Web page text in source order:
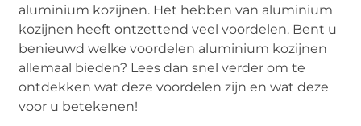
aluminium kozijnen. Het hebben van aluminium
kozijnen heeft ontzettend veel voordelen. Bent u
benieuwd welke voordelen aluminium kozijnen
allemaal bieden? Lees dan snel verder om te
ontdekken wat deze voordelen zijn en wat deze
voor u betekenen!